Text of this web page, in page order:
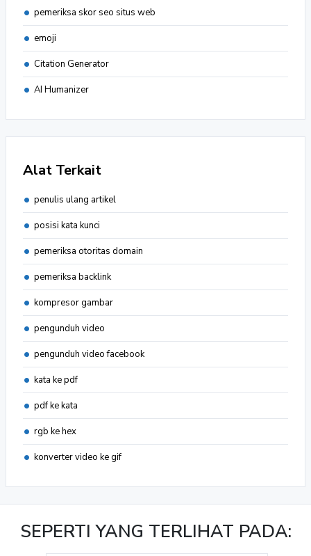
pemeriksa skor seo situs web
emoji
Citation Generator
AI Humanizer
Alat Terkait
penulis ulang artikel
posisi kata kunci
pemeriksa otoritas domain
pemeriksa backlink
kompresor gambar
pengunduh video
pengunduh video facebook
kata ke pdf
pdf ke kata
rgb ke hex
konverter video ke gif
SEPERTI YANG TERLIHAT PADA: